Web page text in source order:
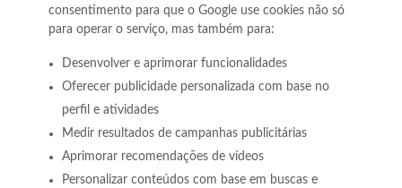
consentimento para que o Google use cookies não só
para operar o serviço, mas também para:
Desenvolver e aprimorar funcionalidades
Oferecer publicidade personalizada com base no
perfil e atividades
Medir resultados de campanhas publicitárias
Aprimorar recomendações de vídeos
Personalizar conteúdos com base em buscas e